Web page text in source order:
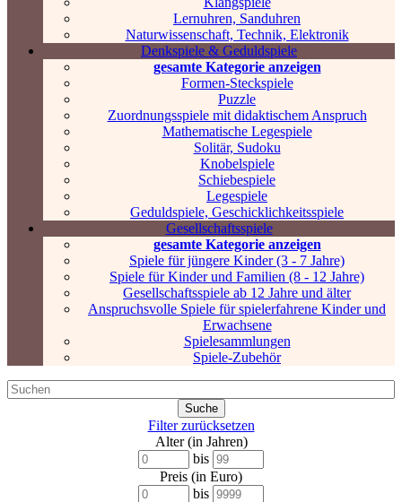
Lernuhren, Sanduhren
Naturwissenschaft, Technik, Elektronik
Denkspiele & Geduldspiele
gesamte Kategorie anzeigen
Formen-Steckspiele
Puzzle
Zuordnungsspiele mit didaktischem Anspruch
Mathematische Legespiele
Solitär, Sudoku
Knobelspiele
Schiebespiele
Legespiele
Geduldspiele, Geschicklichkeitsspiele
Gesellschaftsspiele
gesamte Kategorie anzeigen
Spiele für jüngere Kinder (3 - 7 Jahre)
Spiele für Kinder und Familien (8 - 12 Jahre)
Gesellschaftsspiele ab 12 Jahre und älter
Anspruchsvolle Spiele für spielerfahrene Kinder und
Erwachsene
Spielesammlungen
Spiele-Zubehör
Filter zurücksetzen
Alter (in Jahren)
bis
Preis (in Euro)
bis